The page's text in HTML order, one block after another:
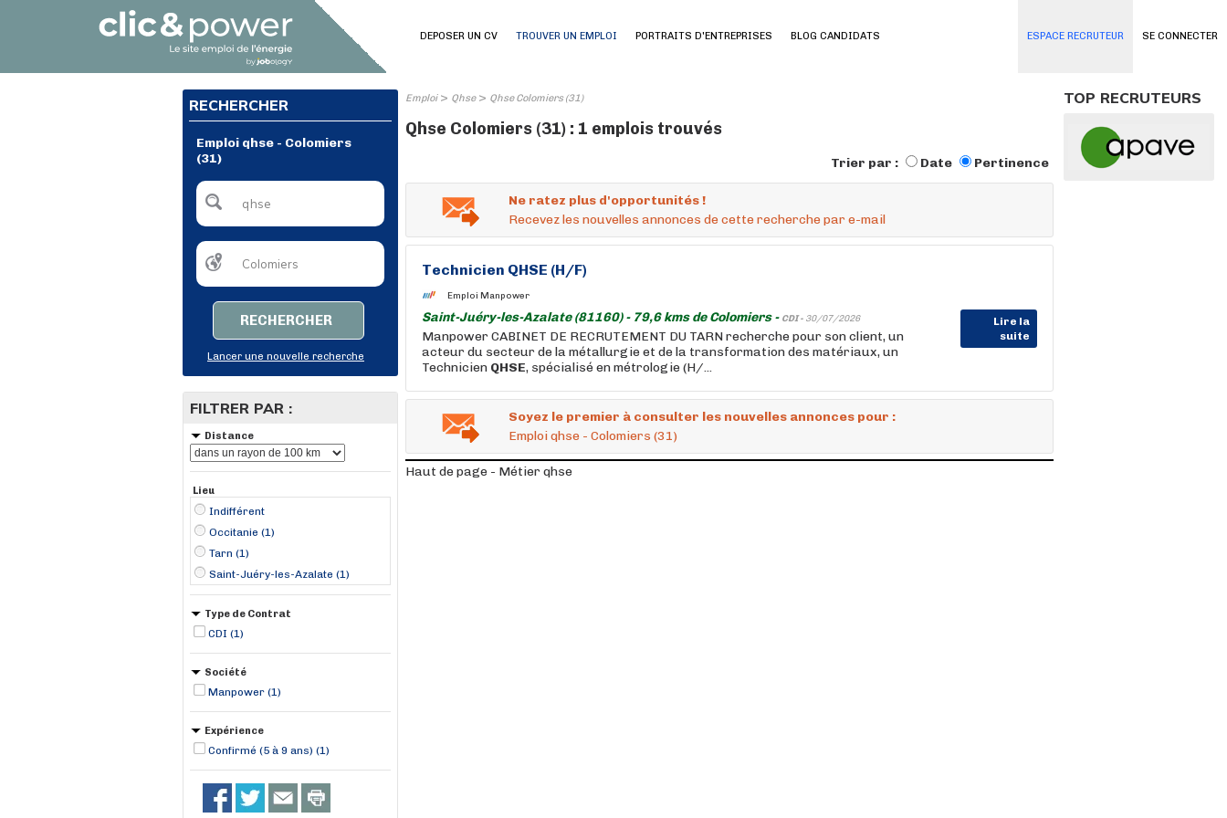
SE CONNECTER
DEPOSER UN CV TROUVER UN EMPLOI PORTRAITS D'ENTREPRISES BLOG CANDIDATS ESPACE RECRUTEUR
RECHERCHER
Emploi qhse - Colomiers
(31)
RECHERCHER
Lancer une nouvelle recherche
FILTRER PAR :
Distance
Lieu
Indifférent
Occitanie (1)
Tarn (1)
Saint-Juéry-les-Azalate (1)
Type de Contrat
CDI (1)
Société
Manpower (1)
Expérience
Confirmé (5 à 9 ans) (1)
Emploi> Qhse> Qhse Colomiers (31)
Qhse Colomiers (31) : 1 emplois trouvés
Trier par : Date Pertinence
Ne ratez plus d'opportunités !
Recevez les nouvelles annonces de cette recherche par e-mail
Technicien QHSE (H/F)
Emploi Manpower
Saint-Juéry-les-Azalate (81160) - 79,6 kms de Colomiers - CDI - 30/07/2026
Lire la
suite
Manpower CABINET DE RECRUTEMENT DU TARN recherche pour son client, un
acteur du secteur de la métallurgie et de la transformation des matériaux, un
Technicien QHSE, spécialisé en métrologie (H/...
Soyez le premier à consulter les nouvelles annonces pour :
Emploi qhse - Colomiers (31)
Haut de page - Métier qhse
TOP RECRUTEURS